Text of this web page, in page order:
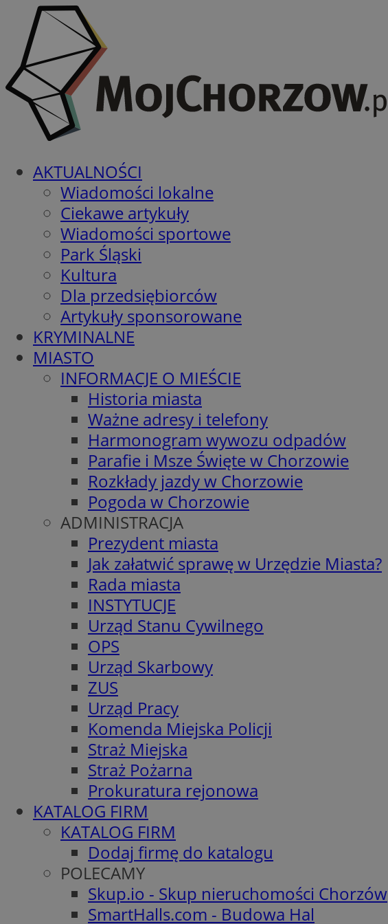
AKTUALNOŚCI
Wiadomości lokalne
Ciekawe artykuły
Wiadomości sportowe
Park Śląski
Kultura
Dla przedsiębiorców
Artykuły sponsorowane
KRYMINALNE
MIASTO
INFORMACJE O MIEŚCIE
Historia miasta
Ważne adresy i telefony
Harmonogram wywozu odpadów
Parafie i Msze Święte w Chorzowie
Rozkłady jazdy w Chorzowie
Pogoda w Chorzowie
ADMINISTRACJA
Prezydent miasta
Jak załatwić sprawę w Urzędzie Miasta?
Rada miasta
INSTYTUCJE
Urząd Stanu Cywilnego
OPS
Urząd Skarbowy
ZUS
Urząd Pracy
Komenda Miejska Policji
Straż Miejska
Straż Pożarna
Prokuratura rejonowa
KATALOG FIRM
KATALOG FIRM
Dodaj firmę do katalogu
POLECAMY
Skup.io - Skup nieruchomości Chorzów
SmartHalls.com - Budowa Hal